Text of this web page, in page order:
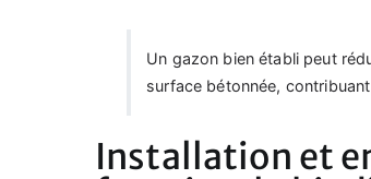
Un gazon bien établi peut
surface bétonnée,
Installation et